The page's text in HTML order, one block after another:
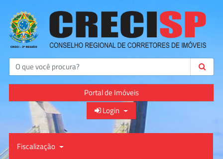
Buscar
Portal de Imóveis
Login
Fiscalização